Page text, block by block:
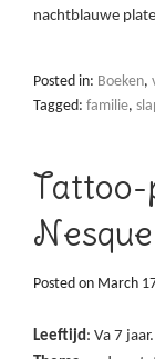
nachtblauwe
Posted in: Boeken,
Tagged: familie,
Tattoo-
Posted on March
Leeftijd: Va 7 jaar.